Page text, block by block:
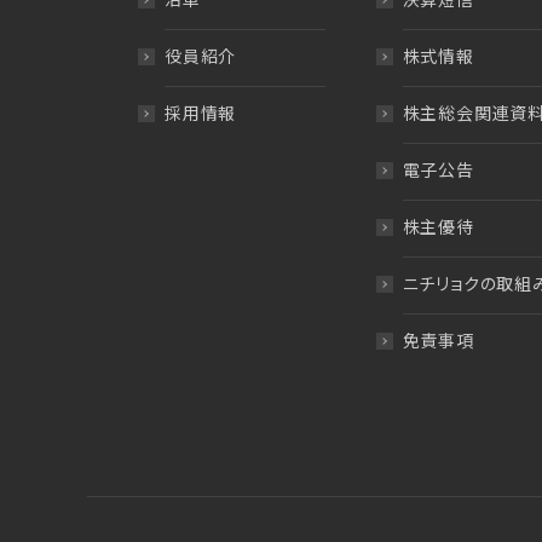
役員紹介
採用情報
株式情報
株主総会関連資
電子公告
株主優待
ニチリョクの取組
免責事項